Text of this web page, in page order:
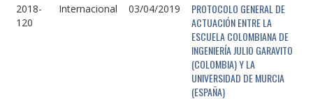
2018-
120
Internacional 03/04/2019
PROTOCOLO GENERAL DE
ACTUACIÓN ENTRE LA
ESCUELA COLOMBIANA DE
INGENIERÍA JULIO GARAVITO
(COLOMBIA) Y LA
UNIVERSIDAD DE MURCIA
(ESPAÑA)